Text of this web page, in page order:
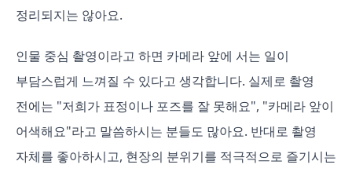
정리되지는 않아요.
인물 중심 촬영이라고 하면 카메라 앞에 서는 일이
부담스럽게 느껴질 수 있다고 생각합니다. 실제로 촬영
전에는 "저희가 표정이나 포즈를 잘 못해요", "카메라 앞이
어색해요"라고 말씀하시는 분들도 많아요. 반대로 촬영
자체를 좋아하시고, 현장의 분위기를 적극적으로 즐기시는